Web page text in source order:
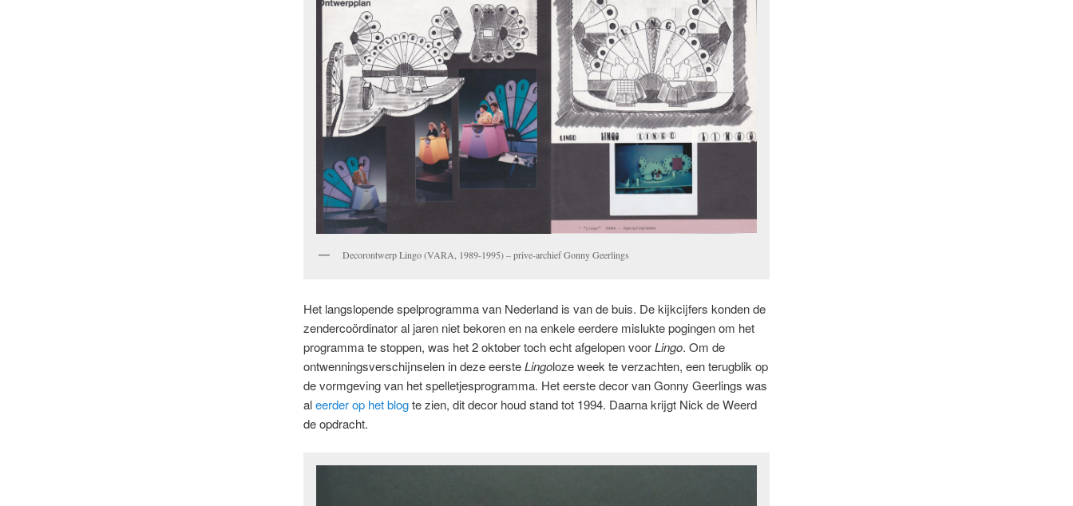
Decorontwerp Lingo (VARA, 1989-1995) – prive-archief Gonny Geerlings
Het langslopende spelprogramma van Nederland is van de buis. De kijkcijfers konden de
zendercoördinator al jaren niet bekoren en na enkele eerdere mislukte pogingen om het
programma te stoppen, was het 2 oktober toch echt afgelopen voorLingo. Om de
ontwenningsverschijnselen in deze eersteLingoloze week te verzachten, een terugblik op
de vormgeving van het spelletjesprogramma. Het eerste decor van Gonny Geerlings was
aleerder op het blogte zien, dit decor houd stand tot 1994. Daarna krijgt Nick de Weerd
de opdracht.